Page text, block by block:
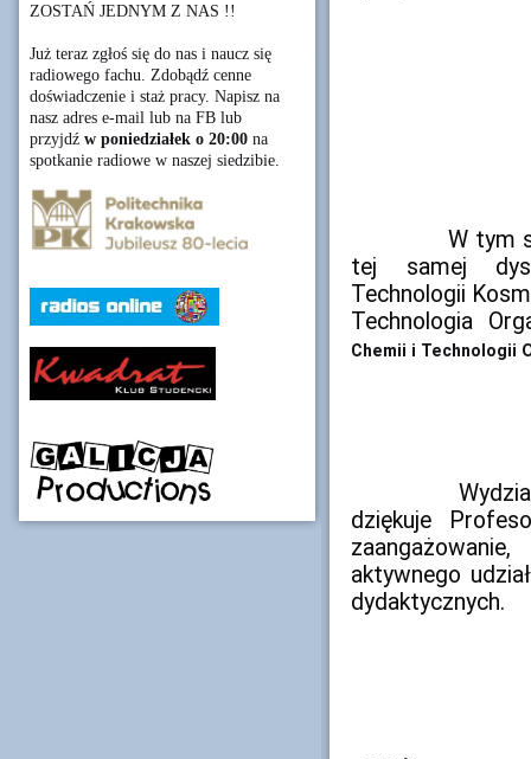
ZOSTAŃ JEDNYM Z NAS !!
Już teraz zgłoś się do nas i naucz się
radiowego fachu. Zdobądź cenne
doświadczenie i staż pracy. Napisz na
nasz adres e-mail lub na FB lub
przyjdź w poniedziałek o 20:00 na
spotkanie radiowe w naszej siedzibie.
tej samej
Technologii
Technologia
Chemii i Technologii
dziękuje
aktywnego
dydaktycznych.